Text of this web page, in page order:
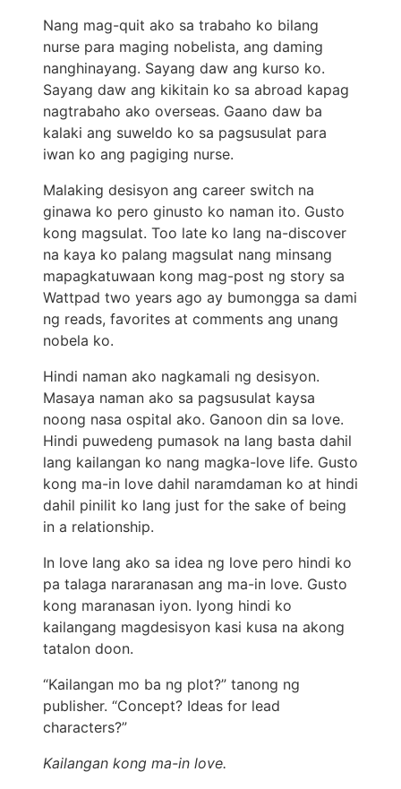
Nang mag-quit ako sa trabaho ko bilang
nurse para maging nobelista, ang daming
nanghinayang. Sayang daw ang kurso ko.
Sayang daw ang kikitain ko sa abroad kapag
nagtrabaho ako overseas. Gaano daw ba
kalaki ang suweldo ko sa pagsusulat para
iwan ko ang pagiging nurse.
Malaking desisyon ang career switch na
ginawa ko pero ginusto ko naman ito. Gusto
kong magsulat. Too late ko lang na-discover
na kaya ko palang magsulat nang minsang
mapagkatuwaan kong mag-post ng story sa
Wattpad two years ago ay bumongga sa dami
ng reads, favorites at comments ang unang
nobela ko.
Hindi naman ako nagkamali ng desisyon.
Masaya naman ako sa pagsusulat kaysa
noong nasa ospital ako. Ganoon din sa love.
Hindi puwedeng pumasok na lang basta dahil
lang kailangan ko nang magka-love life. Gusto
kong ma-in love dahil naramdaman ko at hindi
dahil pinilit ko lang just for the sake of being
in a relationship.
In love lang ako sa idea ng love pero hindi ko
pa talaga nararanasan ang ma-in love. Gusto
kong maranasan iyon. Iyong hindi ko
kailangang magdesisyon kasi kusa na akong
tatalon doon.
“Kailangan mo ba ng plot?” tanong ng
publisher. “Concept? Ideas for lead
characters?”
Kailangan kong ma-in love.